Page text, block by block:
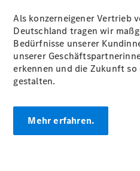
Übersicht
Junge
Sterne -
elektrisch
Als konzerneigener Vertrieb
Deutschland tragen wir
Bedürfnisse unserer
unserer
erkennen und die Zukunft
gestalten.
Mehr erfahren.